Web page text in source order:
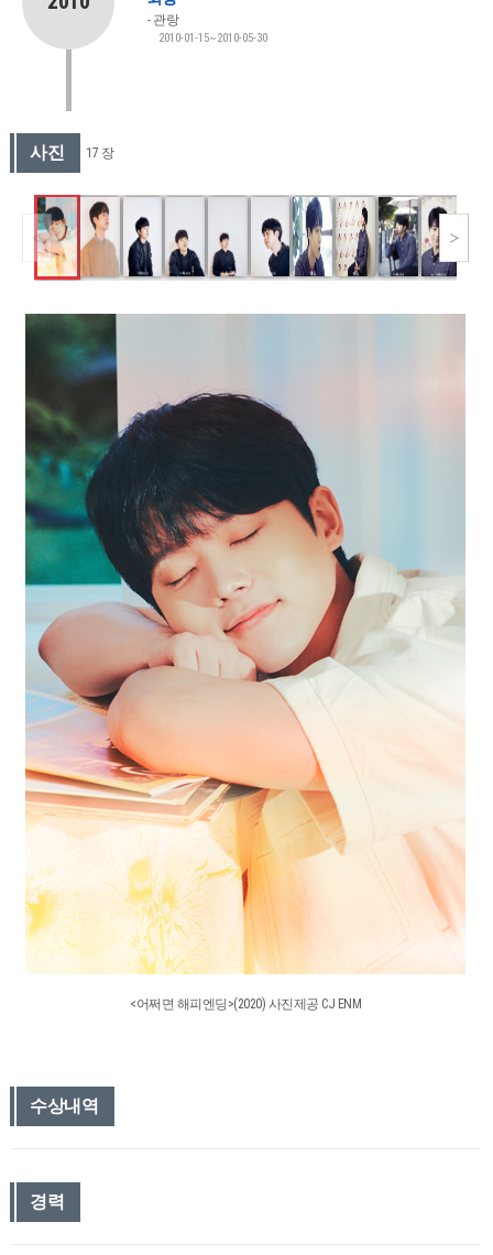
관랑
2010-01-15~2010-05-30
사진 17 장
<어쩌면 해피엔딩>(2020) 사진제공 CJ ENM
수상내역
경력